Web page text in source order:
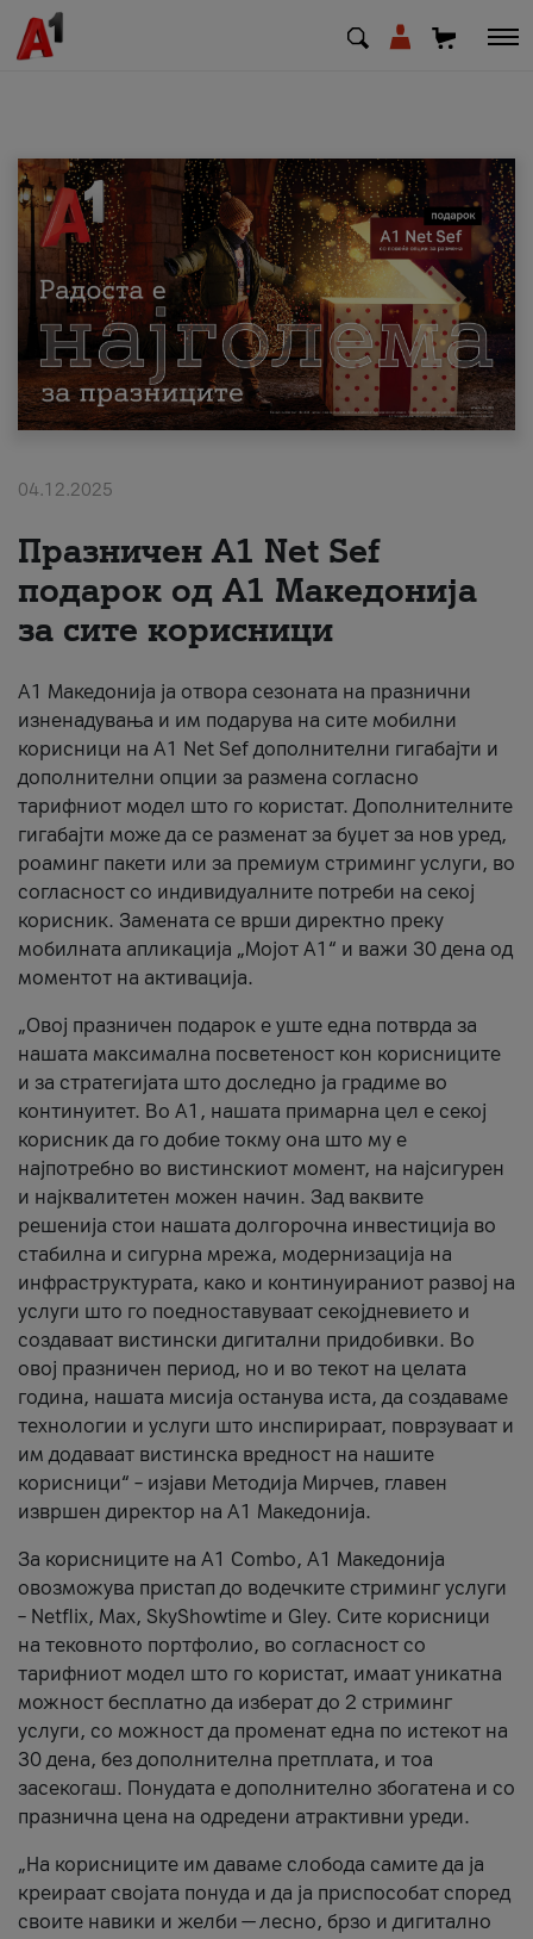
МК EN SQ
Приватни Деловни
Поддршка
Надополни кредит
За нас
#ПодобарОнлајн
04.12.2025
Празничен A1 Net Sеf
подарок од А1 Македонија
за сите корисници
А1 Македонија ја отвора сезоната на празнични
изненадувања и им подарува на сите мобилни
корисници на A1 Net Sef дополнителни гигабајти и
дополнителни опции за размена согласно
тарифниот модел што го користат. Дополнителните
гигабајти може да се разменат за буџет за нов уред,
роаминг пакети или за премиум стриминг услуги, во
согласност со индивидуалните потреби на секој
корисник. Замената се врши директно преку
мобилната апликација „Мојот А1“ и важи 30 дена од
моментот на активација.
„Овој празничен подарок е уште една потврда за
нашата максимална посветеност кон корисниците
и за стратегијата што доследно ја градиме во
континуитет. Во А1, нашата примарна цел е секој
корисник да го добие токму она што му е
најпотребно во вистинскиот момент, на најсигурен
и најквалитетен можен начин. Зад ваквите
решенија стои нашата долгорочна инвестиција во
стабилна и сигурна мрежа, модернизација на
инфраструктурата, како и континуираниот развој на
услуги што го поедноставуваат секојдневието и
создаваат вистински дигитални придобивки. Во
овој празничен период, но и во текот на целата
година, нашата мисија останува иста, да создаваме
технологии и услуги што инспирираат, поврзуваат и
им додаваат вистинска вредност на нашите
корисници“ – изјави Методија Мирчев, главен
извршен директор на А1 Македонија.
За корисниците на A1 Combo, А1 Македонија
овозможува пристап до водечките стриминг услуги
– Netflix, Max, SkyShowtime и Gley. Сите корисници
на тековното портфолио, во согласност со
тарифниот модел што го користат, имаат уникатна
можност бесплатно да изберат до 2 стриминг
услуги, со можност да променат една по истекот на
30 дена, без дополнителна претплата, и тоа
засекогаш. Понудата е дополнително збогатена и со
празнична цена на одредени атрактивни уреди.
„На корисниците им даваме слобода самите да ја
креираат својата понуда и да ја приспособат според
своите навики и желби — лесно, брзо и дигитално